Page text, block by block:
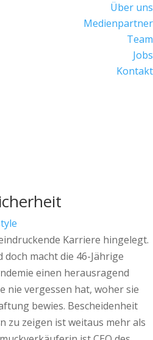
Über uns
Medienpartner
Team
Jobs
Kontakt
Karriere hingelegt.
macht die 46-Jährige
einen herausragend
nie vergessen hat, woher sie
bewies. Bescheidenheit
zu zeigen ist weitaus mehr als